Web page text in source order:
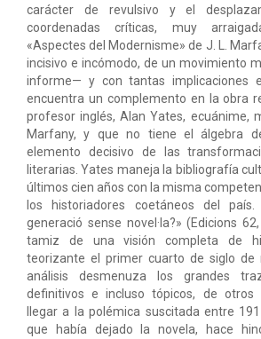
carácter de revulsivo y el
coordenadas críticas, muy
«Aspectes del Modernisme» de J. L.
incisivo e incómodo, de un movimiento
informe— y con tantas implicaciones
encuentra un complemento en la obra
profesor inglés, Alan Yates, ecuánime,
Marfany, y que no tiene el álgebra
elemento decisivo de las
literarias. Yates maneja la bibliografía
últimos cien años con la misma
los historiadores coetáneos del
generació sense novel·la?» (Edicions
tamiz de una visión completa de
teorizante el primer cuarto de siglo de
análisis desmenuza los grandes
definitivos e incluso tópicos, de otros
llegar a la polémica suscitada entre
que había dejado la novela, hace